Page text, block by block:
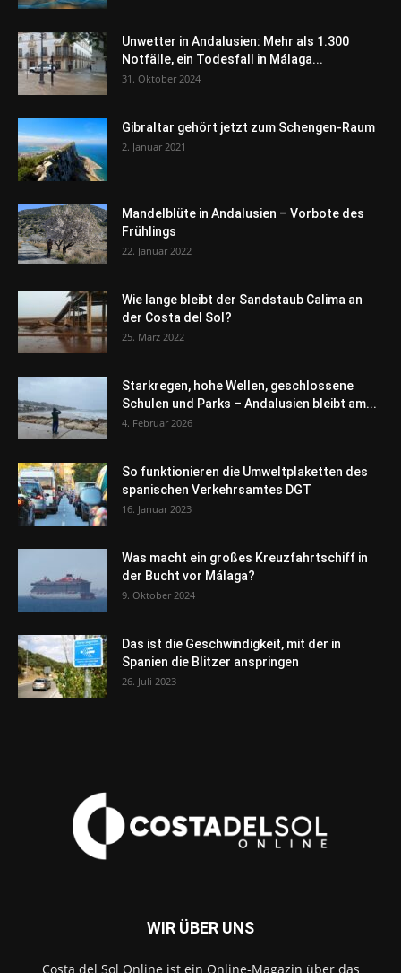
Unwetter in Andalusien: Mehr als 1.300
Notfälle, ein Todesfall in Málaga...
31. Oktober 2024
Gibraltar gehört jetzt zum Schengen-Raum
2. Januar 2021
Mandelblüte in Andalusien – Vorbote des
Frühlings
22. Januar 2022
Wie lange bleibt der Sandstaub Calima an
der Costa del Sol?
25. März 2022
Starkregen, hohe Wellen, geschlossene
Schulen und Parks – Andalusien bleibt am...
4. Februar 2026
So funktionieren die Umweltplaketten des
spanischen Verkehrsamtes DGT
16. Januar 2023
Was macht ein großes Kreuzfahrtschiff in
der Bucht vor Málaga?
9. Oktober 2024
Das ist die Geschwindigkeit, mit der in
Spanien die Blitzer anspringen
26. Juli 2023
WIR ÜBER UNS
Costa del Sol Online ist ein Online-Magazin über das